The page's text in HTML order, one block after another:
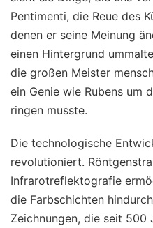
Pentimenti, die Reue des
denen er seine Meinung
einen Hintergrund
die großen Meister
ein Genie wie Rubens um
ringen musste.
Die technologische
revolutioniert.
Infrarotreflektografie
die Farbschichten
Zeichnungen, die seit 500